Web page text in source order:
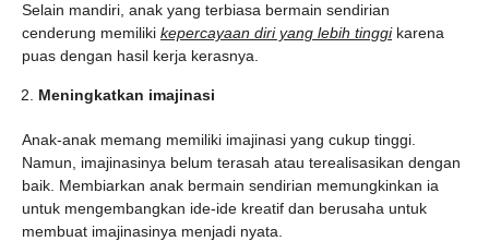
Selain mandiri, anak yang terbiasa bermain sendirian
cenderung memiliki kepercayaan diri yang lebih tinggikarena
puas dengan hasil kerja kerasnya.
Meningkatkan imajinasi
Anak-anak memang memiliki imajinasi yang cukup tinggi.
Namun, imajinasinya belum terasah atau terealisasikan dengan
baik. Membiarkan anak bermain sendirian memungkinkan ia
untuk mengembangkan ide-ide kreatif dan berusaha untuk
membuat imajinasinya menjadi nyata.